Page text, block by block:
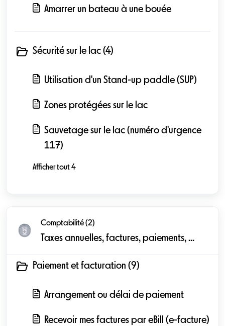
Amarrer un bateau à une bouée
Sécurité sur le lac (4)
Utilisation d'un Stand-up paddle (SUP)
Zones protégées sur le lac
Sauvetage sur le lac (numéro d'urgence
117)
Afficher tout 4
Comptabilité (2)
Taxes annuelles, factures, paiements, ...
Paiement et facturation (9)
Arrangement ou délai de paiement
Recevoir mes factures par eBill (e-facture)